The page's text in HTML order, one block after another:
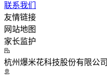
联系我们
友情链接
网站地图
家长监护
杭州爆米花科技股份有限公司